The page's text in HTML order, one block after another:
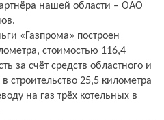
нашей области – ОАО
«Газпрома» построен
стоимостью 116,4
за счёт средств областного и
25,5 километра
на газ трёх котельных в